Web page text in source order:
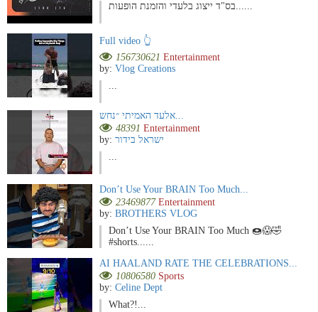
Full video 👆
156730621 Entertainment
by: Vlog Creations
48391 Entertainment
by: ישראל בידור
Don’t Use Your BRAIN Too Much...
23469877Entertainment
by: BROTHERS VLOG
Don’t Use Your BRAIN Too Much 🍩😱🤣
#shorts......
AI HAALAND RATE THE CELEBRATIONS...
10806580 Sports
by: Celine Dept
What?!...